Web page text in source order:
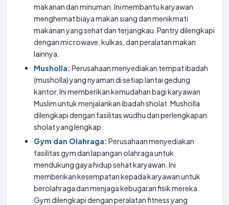
makanan dan minuman. Ini membantu karyawan
menghemat biaya makan siang dan menikmati
makanan yang sehat dan terjangkau. Pantry dilengkapi
dengan microwave, kulkas, dan peralatan makan
lainnya.
Musholla: Perusahaan menyediakan tempat ibadah
(musholla) yang nyaman di setiap lantai gedung
kantor. Ini memberikan kemudahan bagi karyawan
Muslim untuk menjalankan ibadah sholat. Musholla
dilengkapi dengan fasilitas wudhu dan perlengkapan
sholat yang lengkap.
Gym dan Olahraga: Perusahaan menyediakan
fasilitas gym dan lapangan olahraga untuk
mendukung gaya hidup sehat karyawan. Ini
memberikan kesempatan kepada karyawan untuk
berolahraga dan menjaga kebugaran fisik mereka.
Gym dilengkapi dengan peralatan fitness yang